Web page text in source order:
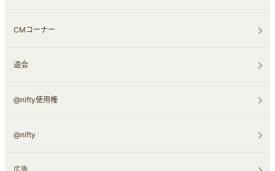
CMコーナー
退会
@nifty使用権
@nifty